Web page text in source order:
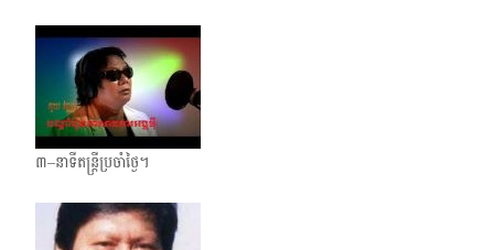
៣–នាទីតន្ត្រីប្រចាំថ្ងៃ។